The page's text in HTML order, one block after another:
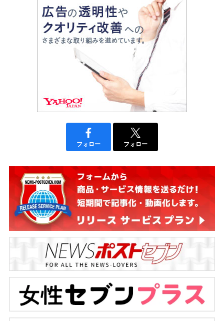
フォロー フォロー